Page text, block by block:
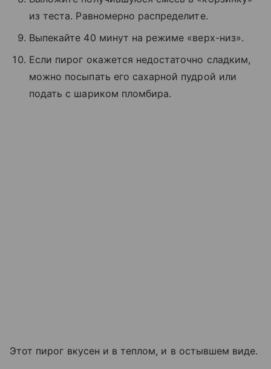
из теста. Равномерно распределите.
Выпекайте 40 минут на режиме «верх-низ».
Если пирог окажется недостаточно сладким,
можно посыпать его сахарной пудрой или
подать с шариком пломбира.
Этот пирог вкусен и в теплом, и в остывшем виде.